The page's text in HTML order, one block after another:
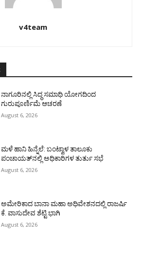
v4team
ನಾಗೂರಿನಲ್ಲಿ ಸಿದ್ಧ ಸಮಾಧಿ ಯೋಗದಿಂದ
ಗುರುಪೂರ್ಣಿಮೆ ಆಚರಣೆ
August 6, 2026
ಮಳೆ ಹಾನಿ ಹಿನ್ನೆಲೆ: ಬಂಟ್ವಾಳ ತಾಲೂಕು
ಪಂಚಾಯತ್‌ನಲ್ಲಿ ಅಧಿಕಾರಿಗಳ ತುರ್ತು ಸಭೆ
August 6, 2026
ಅಮೇರಿಕಾದ ಬಾನಾ ಮಹಾ ಅಧಿವೇಶನದಲ್ಲಿ ರಾಜರ್ಷಿ
ಕೆ. ವಾಸುದೇವ ಶೆಟ್ಟಿ ಭಾಗಿ
August 6, 2026